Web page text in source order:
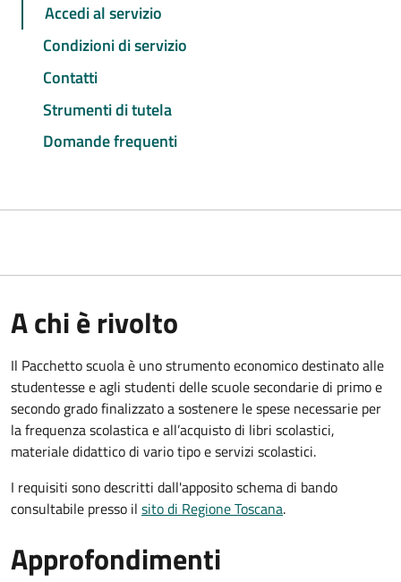
Accedi al servizio
Condizioni di servizio
Contatti
Strumenti di tutela
Domande frequenti
A chi è rivolto
Il Pacchetto scuola è uno strumento economico destinato alle
studentesse e agli studenti delle scuole secondarie di primo e
secondo grado finalizzato a sostenere le spese necessarie per
la frequenza scolastica e all’acquisto di libri scolastici,
materiale didattico di vario tipo e servizi scolastici.
I requisiti sono descritti dall'apposito schema di bando
consultabile presso il sito di Regione Toscana.
Approfondimenti